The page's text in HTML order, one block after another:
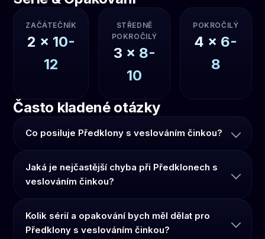
ZAČÁTEČNÍK
2 x 10-
12
STŘEDNĚ
POKROČILÝ
3 x 8-
10
POKROČILÝ
4 x 6-
8
Často kladené otázky
Co posiluje Předklony s veslováním činkou?
Jaká je nejčastější chyba při Předklonech s
veslováním činkou?
Kolik sérií a opakování bych měl dělat pro
Předklony s veslováním činkou?